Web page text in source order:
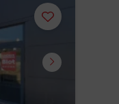
Ajouter
ou